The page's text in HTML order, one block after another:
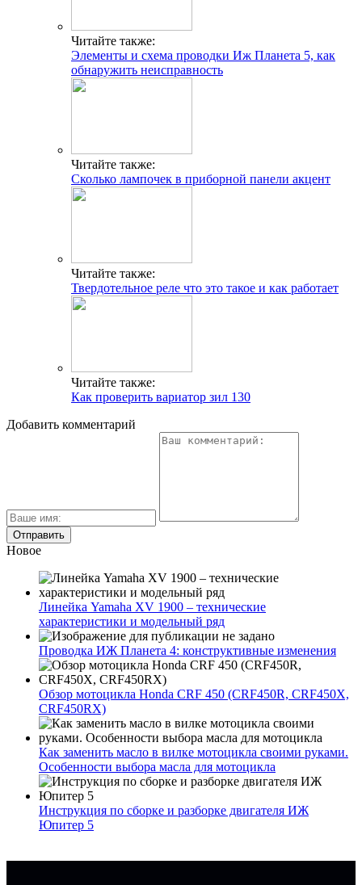
Читайте также:
Элементы и схема проводки Иж Планета 5, как
обнаружить неисправность
Читайте также:
Сколько лампочек в приборной панели акцент
Читайте также:
Твердотельное реле что это такое и как работает
Читайте также:
Как проверить вариатор зил 130
Добавить комментарий
Новое
Линейка Yamaha XV 1900 – технические
характеристики и модельный ряд
Проводка ИЖ Планета 4: конструктивные изменения
Обзор мотоцикла Honda CRF 450 (CRF450R, CRF450X,
CRF450RX)
Как заменить масло в вилке мотоцикла своими руками.
Особенности выбора масла для мотоцикла
Инструкция по сборке и разборке двигателя ИЖ
Юпитер 5